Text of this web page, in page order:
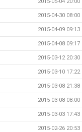
2015-04-30 08:00
2015-04-09 09:13
2015-04-08 09:17
2015-03-12 20:30
2015-03-10 17:22
2015-03-08 21:38
2015-03-08 08:00
2015-03-03 17:43
2015-02-26 20:53